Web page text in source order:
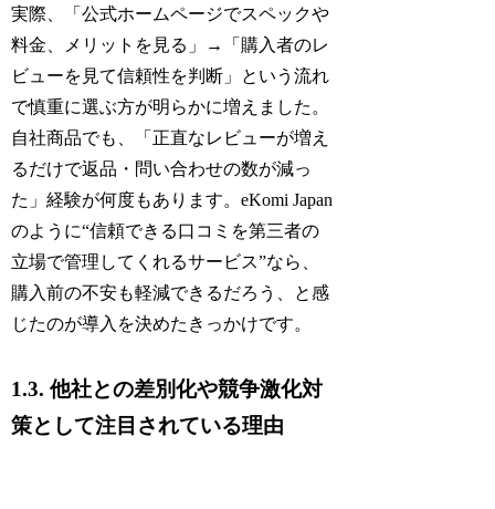
実際、「公式ホームページでスペックや
料金、メリットを見る」→「購入者のレ
ビューを見て信頼性を判断」という流れ
で慎重に選ぶ方が明らかに増えました。
自社商品でも、「正直なレビューが増え
るだけで返品・問い合わせの数が減っ
た」経験が何度もあります。eKomi Japan
のように“信頼できる口コミを第三者の
立場で管理してくれるサービス”なら、
購入前の不安も軽減できるだろう、と感
じたのが導入を決めたきっかけです。
1.3. 他社との差別化や競争激化対
策として注目されている理由